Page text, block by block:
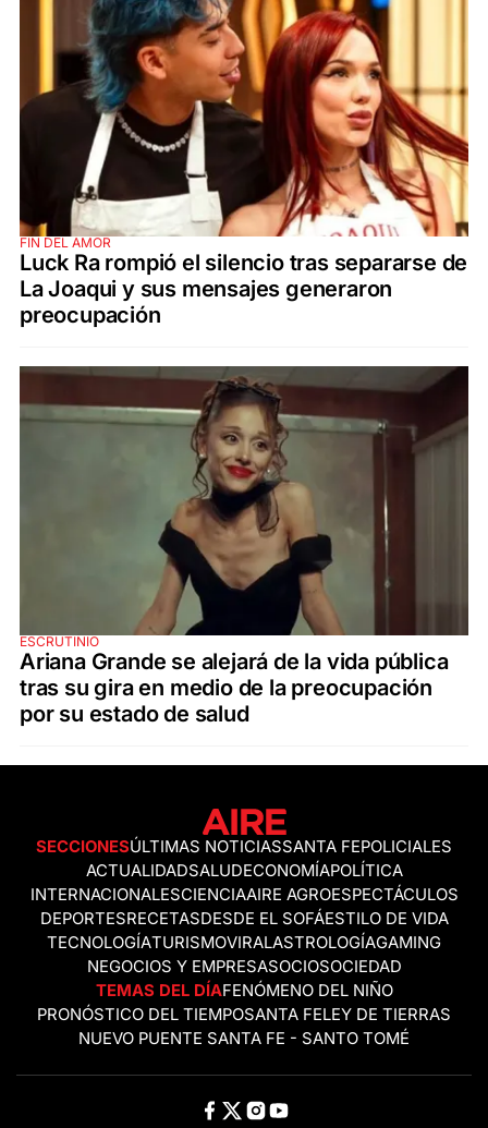
FIN DEL AMOR
Luck Ra rompió el silencio tras separarse de
La Joaqui y sus mensajes generaron
preocupación
ESCRUTINIO
Ariana Grande se alejará de la vida pública
tras su gira en medio de la preocupación
por su estado de salud
SECCIONESÚLTIMAS NOTICIASSANTA FEPOLICIALES
ACTUALIDADSALUDECONOMÍAPOLÍTICA
INTERNACIONALESCIENCIAAIRE AGROESPECTÁCULOS
DEPORTESRECETASDESDE EL SOFÁESTILO DE VIDA
TECNOLOGÍATURISMOVIRALASTROLOGÍAGAMING
NEGOCIOS Y EMPRESASOCIOSOCIEDAD
TEMAS DEL DÍAFENÓMENO DEL NIÑO
PRONÓSTICO DEL TIEMPOSANTA FELEY DE TIERRAS
NUEVO PUENTE SANTA FE - SANTO TOMÉ